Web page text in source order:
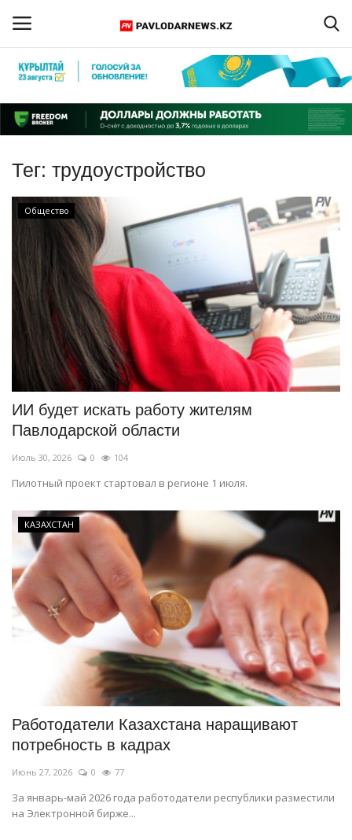
Регистрация
Главная
Обратная связь
ПАВЛОДАРСКАЯ ОБЛАСТЬ
КАЗАХСТАН
МИР
СПЕЦПРОЕКТЫ
СПОРТ
Чек-лист
РАЗВЛЕЧЕНИЯ
Курултай
Язык
Қазақша Русский
Тег: трудоустройство
Общество
ИИ будет искать работу жителям
Павлодарской области
Июль 30, 2026 0 104
Пилотный проект стартовал в регионе 1 июля.
КАЗАХСТАН
Работодатели Казахстана наращивают
потребность в кадрах
Июнь 27, 2026 0 77
За январь-май 2026 года работодатели республики разместили
на Электронной бирже...